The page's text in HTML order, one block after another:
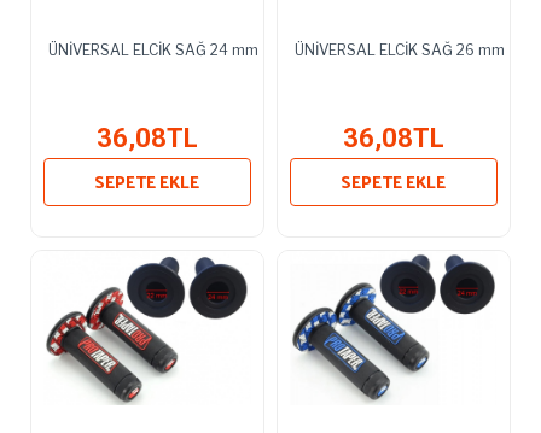
ÜNİVERSAL ELCİK SAĞ 24 mm
36,08TL
SEPETE EKLE
ÜNİVERSAL ELCİK SAĞ 26 mm
36,08TL
SEPETE EKLE